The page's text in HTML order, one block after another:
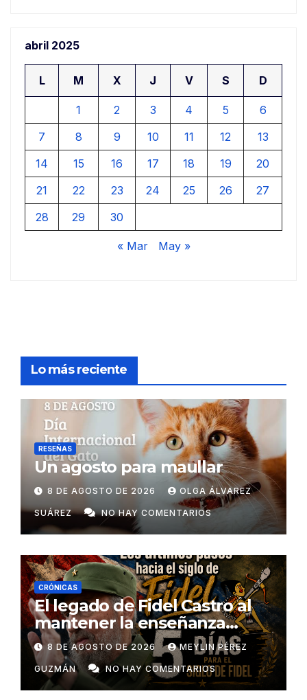
abril 2025
L M X J V S D
1 2 3 4 5
6
7
8 9 10 11 12
13
14
15 16 17 18 19
20
21
22 23 24 25 26
27
28
29 30
« Mar May »
Lo más reciente
RESEÑAS
Un agosto para maullar
8 DE AGOSTO DE 2026 OLGA ÁLVAREZ
SUÁREZ NO HAY COMENTARIOS
CRÓNICAS
El legado de Fidel Castro al
mantener la enseñanza
como un derecho universal
8 DE AGOSTO DE 2026 MEYLIN PÉREZ
GUZMÁN NO HAY COMENTARIOS